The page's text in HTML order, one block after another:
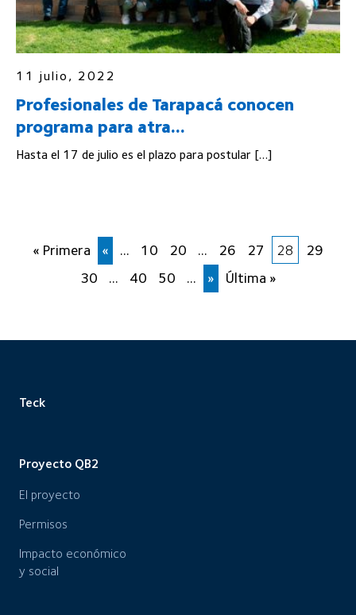
11 julio, 2022
Profesionales de Tarapacá conocen
programa para atra...
Hasta el 17 de julio es el plazo para postular […]
« Primera « ... 10 20 ... 26 27 28
29
30
... 40 50 ... » Última »
Teck
Proyecto QB2
El proyecto
Permisos
Impacto económico
y social